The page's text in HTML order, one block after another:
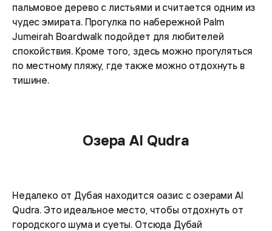
пальмовое дерево с листьями и считается одним из
чудес эмирата. Прогулка по набережной Palm
Jumeirah Boardwalk подойдет для любителей
спокойствия. Кроме того, здесь можно прогуляться
по местному пляжу, где также можно отдохнуть в
тишине.
Озера Al Qudra
Недалеко от Дубая находится оазис с озерами Al
Qudra. Это идеальное место, чтобы отдохнуть от
городского шума и суеты. Отсюда Дубай